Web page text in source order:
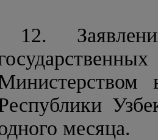
12.
месяца.